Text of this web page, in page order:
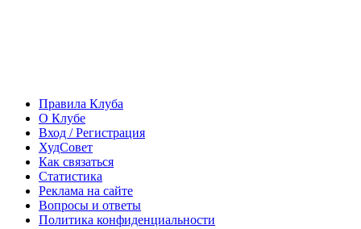
Правила Клуба
О Клубе
Вход / Регистрация
ХудСовет
Как связаться
Статистика
Реклама на сайте
Вопросы и ответы
Политика конфиденциальности